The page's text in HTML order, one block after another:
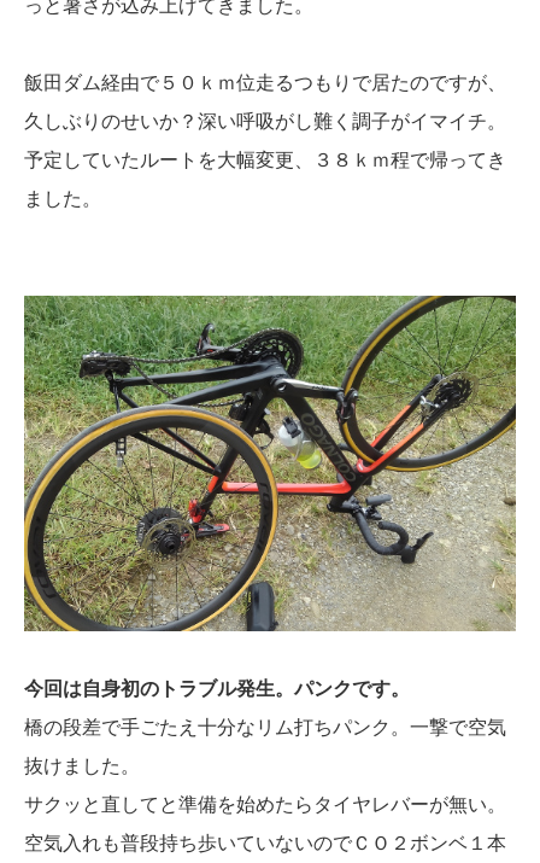
っと暑さが込み上げてきました。
飯田ダム経由で５０ｋｍ位走るつもりで居たのですが、
久しぶりのせいか？深い呼吸がし難く調子がイマイチ。
予定していたルートを大幅変更、３８ｋｍ程で帰ってき
ました。
今回は自身初のトラブル発生。パンクです。
橋の段差で手ごたえ十分なリム打ちパンク。一撃で空気
抜けました。
サクッと直してと準備を始めたらタイヤレバーが無い。
空気入れも普段持ち歩いていないのでＣＯ２ボンベ１本